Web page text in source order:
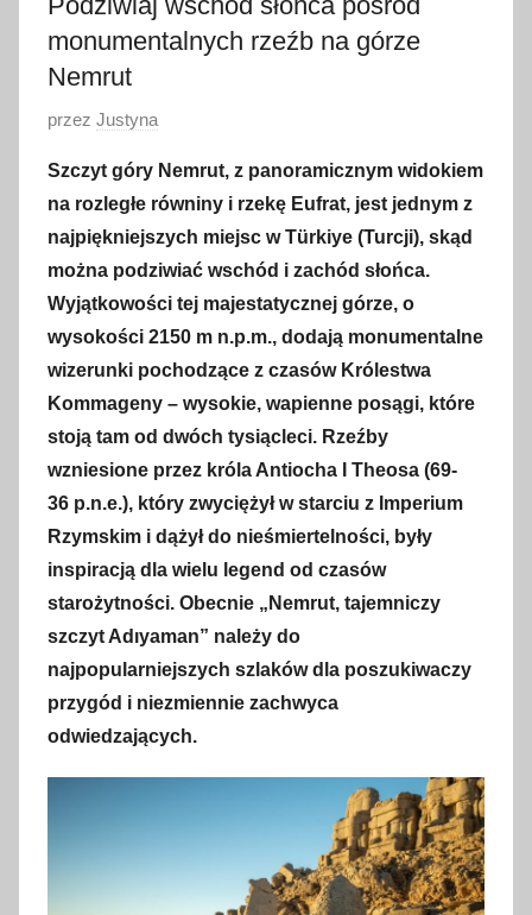
monumentalnych rzeźb na górze
Nemrut
O
u
b
l
i
k
o
w
a
n
i
e
t
n
a
przez Justyna
Szczyt góry Nemrut, z panoramicznym widokiem
na rozległe równiny i rzekę Eufrat, jest jednym z
najpiękniejszych miejsc w Türkiye (Turcji), skąd
można podziwiać wschód i zachód słońca.
Wyjątkowości tej majestatycznej górze, o
wysokości 2150 m n.p.m., dodają monumentalne
wizerunki pochodzące z czasów Królestwa
Kommageny – wysokie, wapienne posągi, które
stoją tam od dwóch tysiącleci. Rzeźby
wzniesione przez króla Antiocha I Theosa (69-
36 p.n.e.), który zwyciężył w starciu z Imperium
Rzymskim i dążył do nieśmiertelności, były
inspiracją dla wielu legend od czasów
starożytności. Obecnie „Nemrut, tajemniczy
szczyt Adıyaman” należy do
najpopularniejszych szlaków dla poszukiwaczy
przygód i niezmiennie zachwyca
odwiedzających.